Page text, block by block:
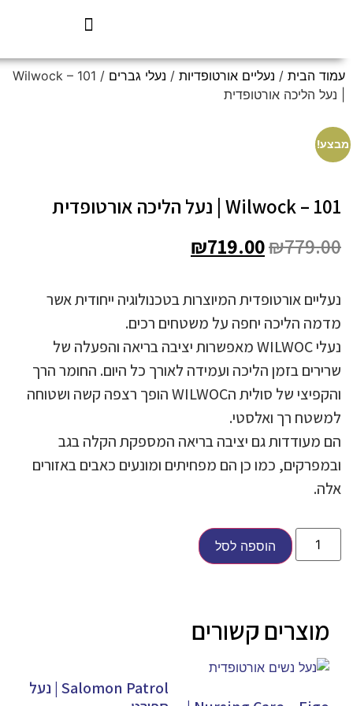
עמוד הבית / נעליים אורטופדיות / נעלי גברים
/ Wilwock – 101
| נעל הליכה אורטופדית
מבצע!
Wilwock – 101 | נעל הליכה אורטופדית
₪779.00
₪719.00
נעליים אורטופדית המיוצרות בטכנולוגיה ייחודית אשר
מדמה הליכה יחפה על משטחים רכים.
נעלי WILWOC מאפשרות יציבה בריאה והפעלה של
שרירים בזמן הליכה ועמידה לאורך כל היום. החומר הרך
והקפיצי של סולית הWILWOC הופך רצפה קשה ושטוחה
למשטח רך ואלסטי.
הם מעודדות גם יציבה בריאה המספקת הקלה בגב
ובמפרקים, כמו כן הם מפחיתים ומונעים כאבים באזורים
אלה.
הוספה לסל
מוצרים קשורים
Salomon Patrol | נעל